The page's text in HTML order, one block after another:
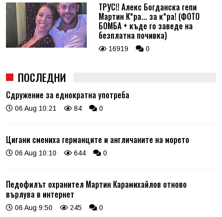
ТРУС!! Алекс Богданска гепи
Мартин К*ра... за к*ра! (ФОТО
БОМБА + къде го заведе на
безплатна почивка)
16919 0
ПОСЛЕДНИ
Сдружение за еднократна употреба
06 Aug 10:21 84 0
Цигани смениха германците и англичаните на морето
06 Aug 10:10 644 0
Педофилът охранител Мартин Карамихайлов отново
върлува в интернет
06 Aug 9:50 245 0